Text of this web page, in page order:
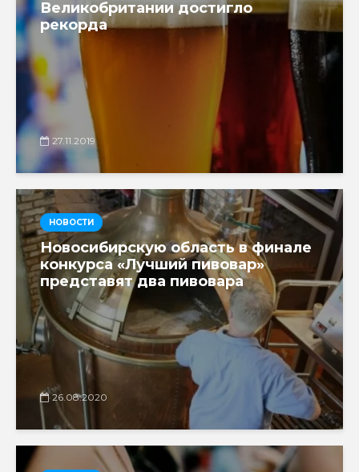
Великобритании достигло
рекорда
27.11.2019
НОВОСТИ
Новосибирскую область в финале
конкурса «Лучший пивовар»
представят два пивовара
26.08.2020